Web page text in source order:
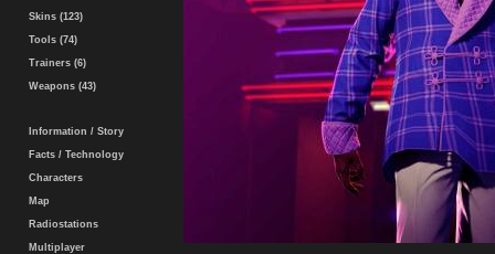
Skins (123)
Tools (74)
Trainers (6)
Weapons (43)
Information / Story
Facts / Technology
Characters
Map
Radiostations
Multiplayer